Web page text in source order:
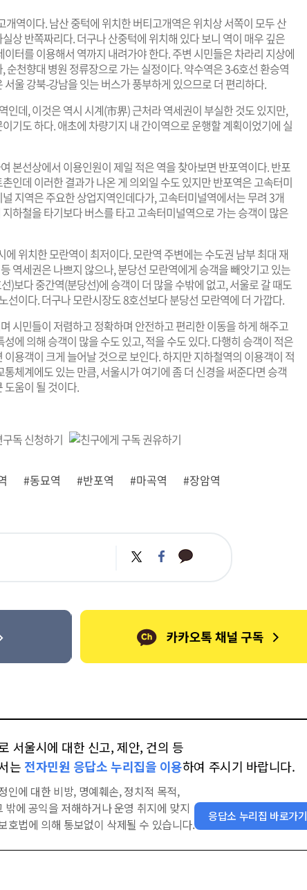
역이다. 남산 중턱에 위치한 버티고개역은 위치상 서쪽이 모두 산
상 반쪽짜리다. 더구나 산중턱에 위치해 있다 보니 역이 매우 깊은
터를 이용해서 역까지 내려가야 한다. 주변 시민들은 차라리 지상에
순천향대 병원 정류장으로 가는 실정이다. 약수역은 3-6호선 환승역
울 강북-강남을 잇는 버스가 풍부하게 있으므로 더 편리하다.
인데, 이것은 역시 시계(市界) 근처라 역세권이 부실한 것도 있지만,
기도 하다. 애초에 차량기지 내 간이역으로 운행할 계획이었기에 실
본선상에서 이용인원이 제일 적은 역을 찾아보면 반포역이다. 반포
인데 이러한 결과가 나온 게 의외일 수도 있지만 반포역은 고속터미
지역은 주요한 상업지역인데다가, 고속터미널역에서는 무려 3개
하철을 타기보다 버스를 타고 고속터미널역으로 가는 승객이 많은
위치한 모란역이 최저이다. 모란역 주변에는 수도권 남부 최대 재
역세권은 나쁘지 않으나, 분당선 모란역에게 승객을 빼앗기고 있는
)보다 중간역(분당선)에 승객이 더 많을 수밖에 없고, 서울로 갈 때도
선이다. 더구나 모란시장도 8호선보다 분당선 모란역에 더 가깝다.
시민들이 저렴하고 정확하며 안전하고 편리한 이동을 하게 해주고
에 의해 승객이 많을 수도 있고, 적을 수도 있다. 다행히 승객이 적은
용객이 크게 늘어날 것으로 보인다. 하지만 지하철역의 이용객이 적
체계에도 있는 만큼, 서울시가 여기에 좀 더 신경을 써준다면 승객
도움이 될 것이다.
#동묘역 #반포역 #마곡역
#장암역
트
위
페
이
카
카
서울시에 대한 신고, 제안, 건의 등
는 전자민원 응답소 누리집을 이용하여 주시기 바랍니다.
인에 대한 비방, 명예훼손, 정치적 목적,
에 공익을 저해하거나 운영 취지에 맞지
호법에 의해 통보없이 삭제될 수 있습니다.
응답소 누리집 바로가기